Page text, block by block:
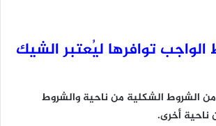
توافرها ليُعتبر الشيك
الشروط الشكلية من ناحية والشروط
ناحية أخرى.